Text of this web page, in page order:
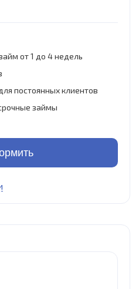
от 1 до 4 недель
постоянных клиентов
займы